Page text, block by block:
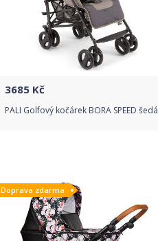
3685 Kč
PALI Golfový kočárek BORA SPEED šedá
Detail produktu
Doprava zdarma